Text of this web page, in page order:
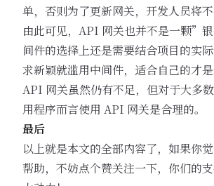
单，否则为了更新网关，开发人员将不
由此可见，API 网关也并不是一颗”
间件的选择上还是需要结合项目的实
求新颖就滥用中间件，适合自己的才是
API 网关虽然仍有不足，但对于大多
用程序而言使用 API 网关是合理的。
最后
以上就是本文的全部内容了，如果你
帮助，不妨点个赞关注一下，你们的